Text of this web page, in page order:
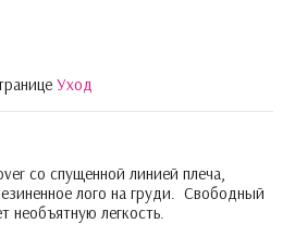
Уход
со спущенной линией плеча,
лого на груди. Свободный
необъятную легкость.